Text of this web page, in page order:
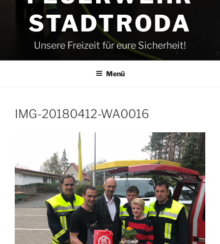
STADTRODA
Unsere Freizeit für eure Sicherheit!
Menü
IMG-20180412-WA0016